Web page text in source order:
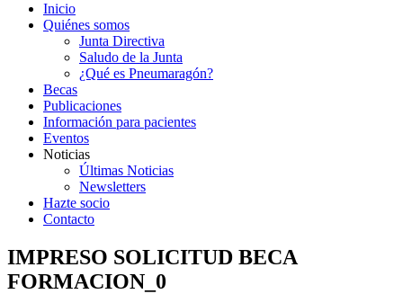
Inicio
Quiénes somos
Junta Directiva
Saludo de la Junta
¿Qué es Pneumaragón?
Becas
Publicaciones
Información para pacientes
Eventos
Noticias
Últimas Noticias
Newsletters
Hazte socio
Contacto
IMPRESO SOLICITUD BECA
FORMACION_0